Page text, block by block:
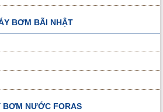
BƠM BÃI NHẬT
BƠM NƯỚC FORAS